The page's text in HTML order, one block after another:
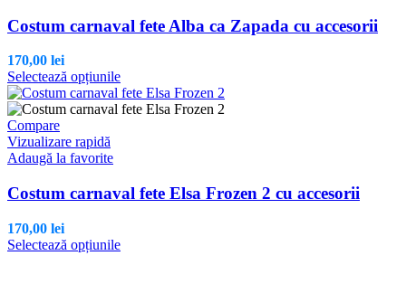
Opțiunile
pot
în
pagina
Costum carnaval fete Alba ca Zapada cu accesorii
170,00 lei
Selectează opțiunileAcest
produs
are
pot
pagina
Compare
Vizualizare rapidă
Adaugă la favorite
Costum carnaval fete Elsa Frozen 2 cu accesorii
170,00 lei
Selectează opțiunileAcest